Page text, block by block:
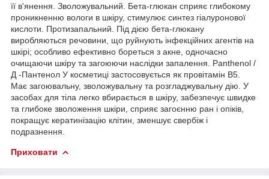
її в'янення. Зволожувальний. Бета-глюкан сприяє глибокому
проникненню вологи в шкіру, стимулює синтез гіалуронової
кислоти. Протизапальний. Під дією бета-глюкану
виробляються речовини, що руйнують інфекційних агентів на
шкірі; особливо ефективно бореться з акне, одночасно
очищаючи шкіру та загоюючи наслідки запалення. Panthenol /
Д -Пантенол У косметиці застосовується як провітамін В5.
Має загоювальну, зволожувальну та розгладжувальну дію. У
засобах для тіла легко вбирається в шкіру, забезпечує швидке
та глибоке зволоження шкіри, сприяє загоєнню ран і опіків,
покращує кератинізацію клітин, зменшує свербіж і
подразнення.
Приховати